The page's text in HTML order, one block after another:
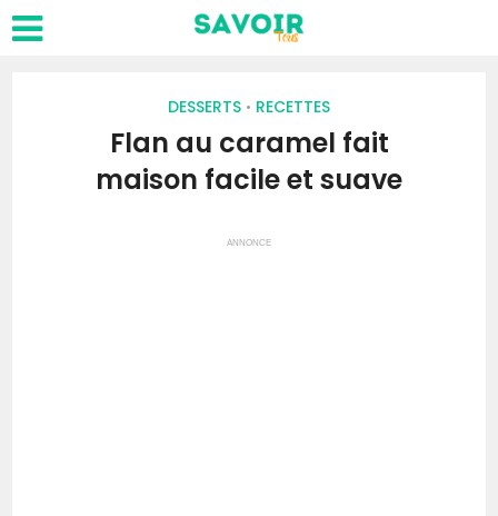
DESSERTS • RECETTES
Flan au caramel fait
maison facile et suave
ANNONCE